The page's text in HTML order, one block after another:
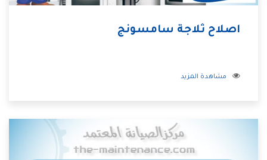
اصلاح ثلاجة سامسونج
مشاهدة المزيد